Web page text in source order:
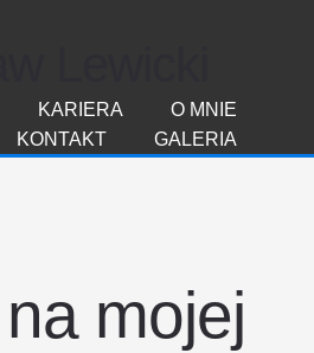
O MNIE
KARIERA
GALERIA
KONTAKT
mojej